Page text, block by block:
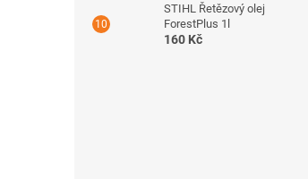
STIHL Řetězový olej
ForestPlus 1l
160 Kč